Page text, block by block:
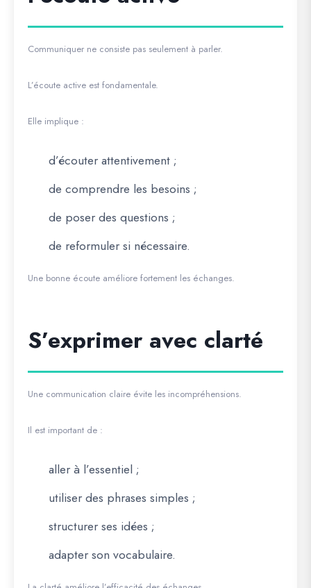
Communiquer ne consiste pas seulement à parler.
L’écoute active est fondamentale.
Elle implique :
d’écouter attentivement ;
de comprendre les besoins ;
de poser des questions ;
de reformuler si nécessaire.
Une bonne écoute améliore fortement les échanges.
S’exprimer avec clarté
Une communication claire évite les incompréhensions.
Il est important de :
aller à l’essentiel ;
utiliser des phrases simples ;
structurer ses idées ;
adapter son vocabulaire.